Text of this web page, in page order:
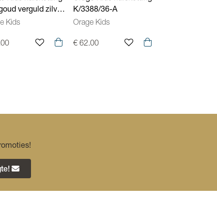
verguld zilver
41cm
Kids
K/3388/36-A
Orage Kids
€ 62.00